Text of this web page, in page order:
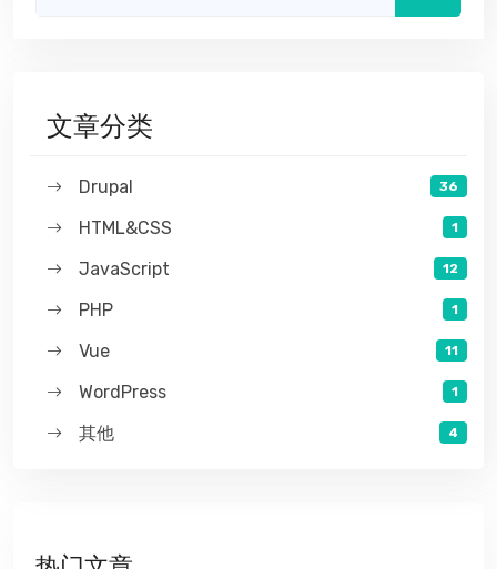
文章分类
Drupal 36
HTML&CSS 1
JavaScript 12
PHP 1
Vue 11
WordPress 1
其他 4